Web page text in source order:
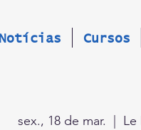
Notícias Cursos
sex., 18 de mar.
Le